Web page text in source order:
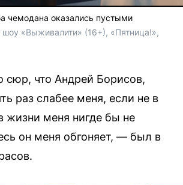
чемодана оказались пустыми
шоу «Выживалити» (16+), «Пятница!»,
что Андрей Борисов,
раз слабее меня, если не в
жизни меня нигде бы не
он меня обгоняет, — был в